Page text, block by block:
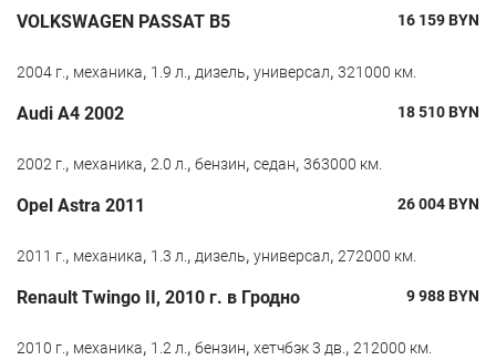
VOLKSWAGEN PASSAT B5 16 159BYN
2004 г., механика, 1.9 л., дизель, универсал, 321000 км.
Audi A4 2002 18 510BYN
2002 г., механика, 2.0 л., бензин, седан, 363000 км.
Opel Astra 2011 26 004BYN
2011 г., механика, 1.3 л., дизель, универсал, 272000 км.
Renault Twingo II, 2010 г. в Гродно 9 988BYN
2010 г., механика, 1.2 л., бензин, хетчбэк 3 дв., 212000 км.